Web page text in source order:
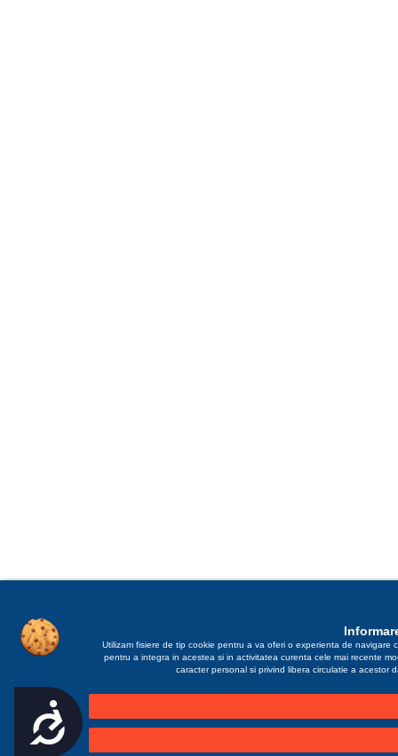
Accesibilitate
Utilizam fisiere de tip cookie pentru a va oferi o experienta de navigare
pentru a integra in acestea si in activitatea curenta cele mai recente
caracter personal si privind libera circulatie a acestor